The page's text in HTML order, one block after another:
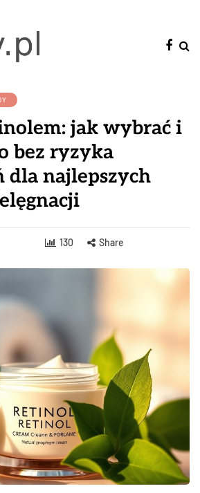
jak wybrać i
bez ryzyka
dla najlepszych
130 Share